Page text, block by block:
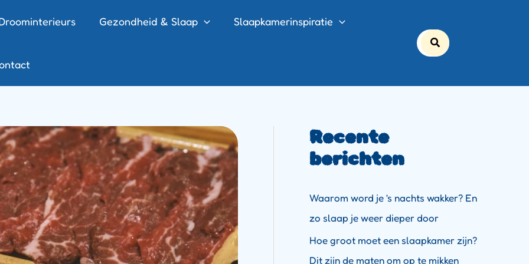
Gezondheid & Slaap Slaapkamerinspiratie
Search
for:
Recente
berichten
Waarom word je 's nachts wakker? En
zo slaap je weer dieper door
Hoe groot moet een slaapkamer zijn?
Dit zijn de maten om op te mikken